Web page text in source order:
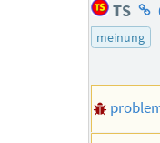
TS
des
meinung